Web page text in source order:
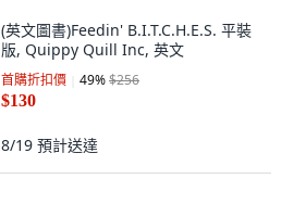
(英文圖書)Feedin' B.I.T.C.H.E.S. 平裝
版, Quippy Quill Inc, 英文
首購折扣價 49%$256
$130
8/19 預計送達